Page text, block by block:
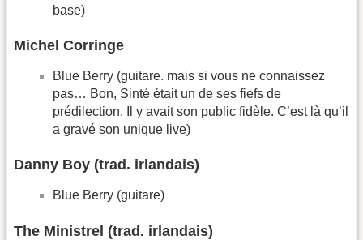
base)
Michel Corringe
Blue Berry (guitare. mais si vous ne connaissez
pas… Bon, Sinté était un de ses fiefs de
prédilection. Il y avait son public fidèle. C’est là qu’il
a gravé son unique live)
Danny Boy (trad. irlandais)
Blue Berry (guitare)
The Ministrel (trad. irlandais)